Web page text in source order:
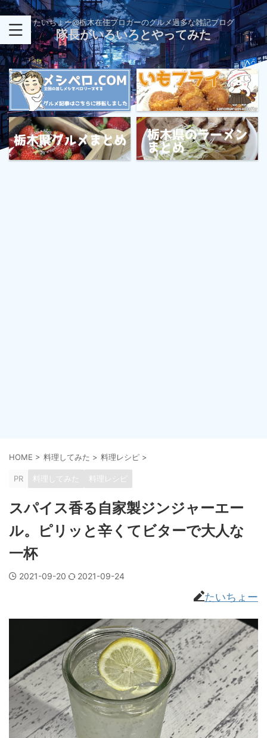
たいちょー@栃木在住ブロガーのグルメ過多な雑記ブログ
隊長がいろいろとやってみた
HOME > 料理してみた > 料理レシピ >
PR 料理してみた 料理レシピ
スパイス香る自家製ジンジャーエー
ル。ピリッと辛くてビターで大人な
一杯
2021-09-20 2021-09-24
たいちょー